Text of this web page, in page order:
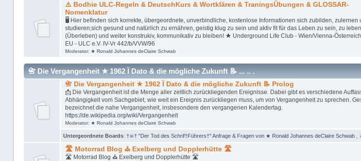
⚠️ Bodhie ULC-Regeln & DeutschKurs & Wortklären & TraningsÜbungen & GLOSSAR-
Nomenklatur
🖥 Hier befinden sich korrekte, übergeordnete, unverbindliche, kostenlose Informationen sich zubilden, zulernen
studieren;sich gesund und natürlich zu ernähren, geistig klug zu sein und aktiv fit für das Leben zu sein, zu leben
(Überleben) und weiter konstrukiv, kommunikativ zu bleiben! ★ Underground Life Club - Wien/Vienna-
EU - ULC e.V. IV-Vr 442/b/VVW/96
Moderator: ★ Ronald Johannes deClaire Schwab
📇 Die Vergangenheit ★ 1962 Ï Dato & die mögliche Zukunft 📝 ... .. .
📇 Die Vergangenheit ★ 1962 Ï Dato & die mögliche Zukunft 📝 Prolog
📩 Die Vergangenheit ist die Menge aller zeitlich zurückliegenden Ereignisse. Dabei gibt es verschiedene
Abhängigkeit vom Sachgebiet, wie weit ein Ereignis zurückliegen muss, um von Vergangenheit zu sprechen.
bezeichnet die nahe Vergangenheit, insbesondere den vergangenen Kalendertag.
https://de.wikipedia.org/wiki/Vergangenheit
Moderator: ★ Ronald Johannes deClaire Schwab
Untergeordnete Boards: †☠† "Der Tod des Schrif†Führers†" Anfrage & Fragen von ★ Ronald Johannes deClaire Schwab
🛣 Motorrad Blog ⛪ Exelberg und Dopplerhütte 🛣
🛣 Motorrad Blog ⛪ Exelberg und Dopplerhütte 🛣